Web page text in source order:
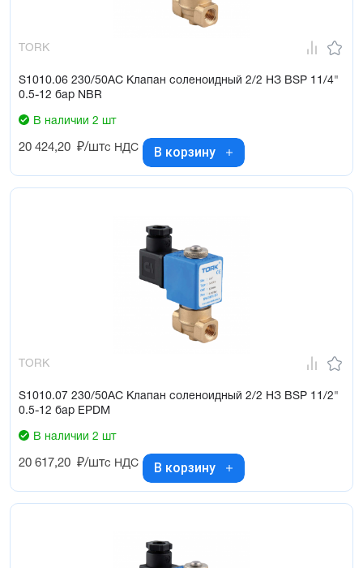
TORK
S1010.06 230/50AC Клапан соленоидный 2/2 НЗ BSP 11/4"
0.5-12 бар NBR
В наличии 2 шт
20 424,20 ₽/штс НДС В корзину
TORK
S1010.07 230/50AC Клапан соленоидный 2/2 НЗ BSP 11/2"
0.5-12 бар EPDM
В наличии 2 шт
20 617,20 ₽/штс НДС В корзину